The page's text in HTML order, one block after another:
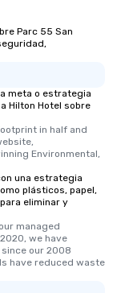
Parc 55 San
meta o estrategia
Hilton Hotel sobre
in half and
Environmental,
una estrategia
plásticos, papel,
eliminar y
managed
we have
our 2008
have reduced waste